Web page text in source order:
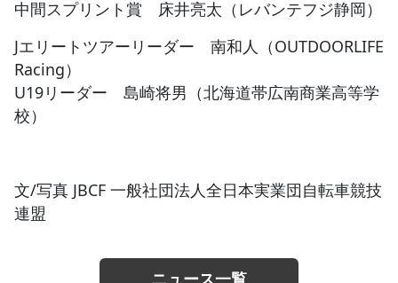
中間スプリント賞 床井亮太（レバンテフジ静岡）
Jエリートツアーリーダー 南和人（OUTDOORLIFE
Racing）
U19リーダー 島崎将男（北海道帯広南商業高等学
校）
文/写真 JBCF 一般社団法人全日本実業団自転車競技
連盟
ニュース一覧